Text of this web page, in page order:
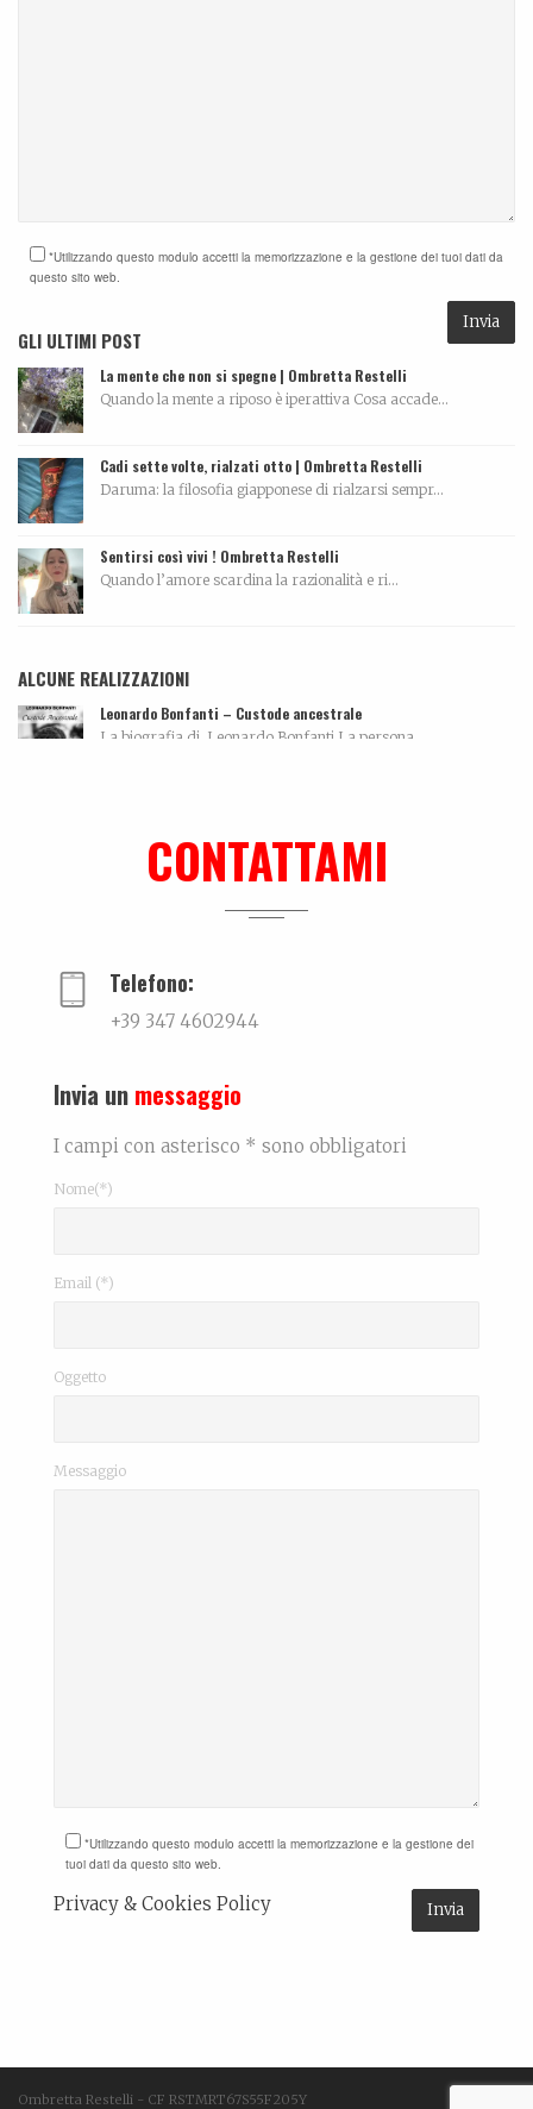
*Utilizzando questo modulo accetti la memorizzazione e la gestione dei tuoi dati da
questo sito web.
GLI ULTIMI POST
La mente che non si spegne | Ombretta Restelli
Quando la mente a riposo è iperattiva Cosa accade...
Cadi sette volte, rialzati otto | Ombretta Restelli
Daruma: la filosofia giapponese di rialzarsi sempr...
Sentirsi così vivi ! Ombretta Restelli
Quando l’amore scardina la razionalità e ri...
ALCUNE REALIZZAZIONI
Leonardo Bonfanti – Custode ancestrale
La biografia di Leonardo Bonfanti La persona...
CONTATTAMI
Telefono:
+39 347 4602944
Invia un messaggio
I campi con asterisco * sono obbligatori
Nome(*)
Email (*)
Oggetto
Messaggio
*Utilizzando questo modulo accetti la memorizzazione e la gestione dei
tuoi dati da questo sito web.
Privacy & Cookies Policy
Ombretta Restelli - CF RSTMRT67S55F205Y